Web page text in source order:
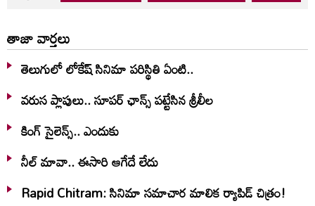
తాజా వార్తలు
తెలుగులో లోకేష్ సినిమా పరిస్థితి ఏంటి..
వరుస ప్లాపులు.. సూపర్ ఛాన్స్ పట్టేసిన శ్రీలీల
కింగ్ సైలెన్స్.. ఎందుకు
నీల్ మావా.. ఈసారి ఆగేదే లేదు
Rapid Chitram: సినిమా సమాచార మాలిక ర్యాపిడ్ చిత్రం!